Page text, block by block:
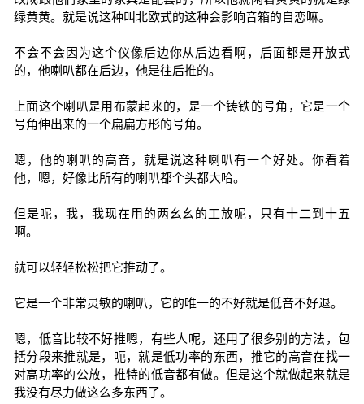
绿黄黄。就是说这种叫北欧式的这种会影响音箱的自恋嘛。
不会不会因为这个仪像后边你从后边看啊，后面都是开放式
的，他喇叭都在后边，他是往后推的。
上面这个喇叭是用布蒙起来的，是一个铸铁的号角，它是一个
号角伸出来的一个扁扁方形的号角。
嗯，他的喇叭的高音，就是说这种喇叭有一个好处。你看着
他，嗯，好像比所有的喇叭都个头都大哈。
但是呢，我，我现在用的两幺幺的工放呢，只有十二到十五
啊。
就可以轻轻松松把它推动了。
它是一个非常灵敏的喇叭，它的唯一的不好就是低音不好退。
嗯，低音比较不好推嗯，有些人呢，还用了很多别的方法，包
括分段来推就是，呃，就是低功率的东西，推它的高音在找一
对高功率的公放，推特的低音都有做。但是这个就做起来就是
我没有尽力做这么多东西了。